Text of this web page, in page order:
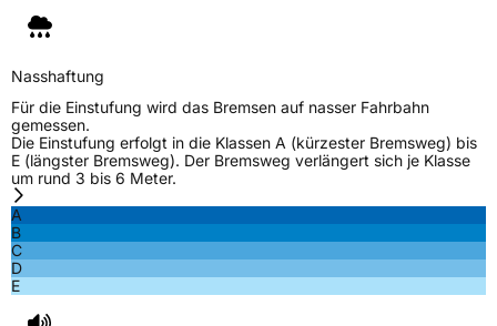
Nasshaftung
Für die Einstufung wird das Bremsen auf nasser Fahrbahn
gemessen.
Die Einstufung erfolgt in die Klassen A (kürzester Bremsweg) bis
E (längster Bremsweg). Der Bremsweg verlängert sich je Klasse
um rund 3 bis 6 Meter.
A
B
C
D
E